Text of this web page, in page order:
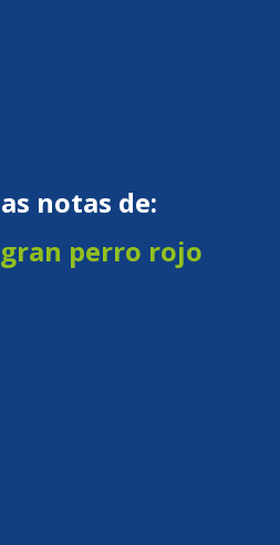
notas de:
perro rojo